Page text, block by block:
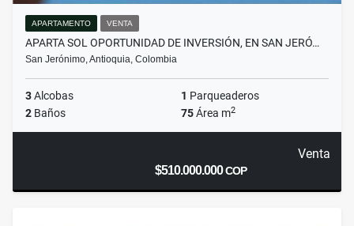
APARTAMENTO VENTA
APARTA SOL OPORTUNIDAD DE INVERSIÓN, EN SAN JERÓ…
San Jerónimo, Antioquia, Colombia
3Alcobas 1 Parqueaderos
2 Baños 75Área m2
Venta
$510.000.000COP